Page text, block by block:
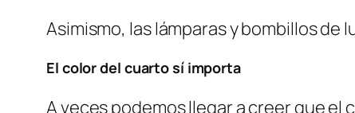
Asimismo, las lámparas y bombillos de
El color del cuarto sí importa
A veces podemos llegar a creer que